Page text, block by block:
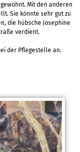
Mit den anderen
Sie könnte sehr gut zu
die hübsche Josephine
verdient.
der Pflegestelle an.